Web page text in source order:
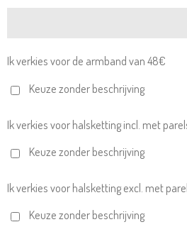
Ik verkies voor de armband van 48€
Keuze zonder beschrijving
Ik verkies voor halsketting incl. met
Keuze zonder beschrijving
Ik verkies voor halsketting excl. met
Keuze zonder beschrijving